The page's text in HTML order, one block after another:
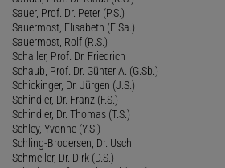
Sauer, Prof. Dr. Peter (P.S.)
Sauermost, Elisabeth (E.Sa.)
Sauermost, Rolf (R.S.)
Schaller, Prof. Dr. Friedrich
Schaub, Prof. Dr. Günter A. (G.Sb.)
Schickinger, Dr. Jürgen (J.S.)
Schindler, Dr. Franz (F.S.)
Schindler, Dr. Thomas (T.S.)
Schley, Yvonne (Y.S.)
Schling-Brodersen, Dr. Uschi
Schmeller, Dr. Dirk (D.S.)